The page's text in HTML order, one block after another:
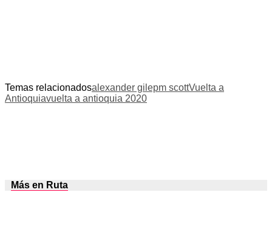
Temas relacionadosalexander gil epm scottVuelta a
Antioquiavuelta a antioquia 2020
Más en Ruta